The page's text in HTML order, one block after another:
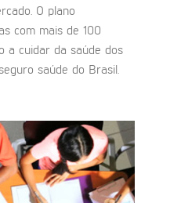
O plano
com mais de 100
a cuidar da saúde dos
saúde do Brasil.